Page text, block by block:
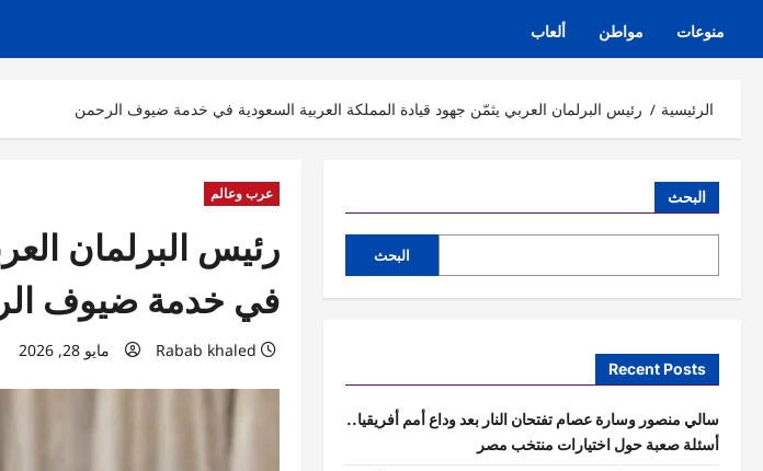
منوعات مواطن ألعاب
الرئيسية رئيس البرلمان العربي يثمّن جهود قيادة المملكة العربية السعودية في خدمة ضيوف الرحمن
عرب وعالم
رئيس البرلمان
في خدمة ضيوف
Rabab khaled مايو 28, 2026
البحث
البحث
Recent Posts
سالي منصور وسارة عصام تفتحان النار بعد وداع أمم أفريقيا..
أسئلة صعبة حول اختيارات منتخب مصر